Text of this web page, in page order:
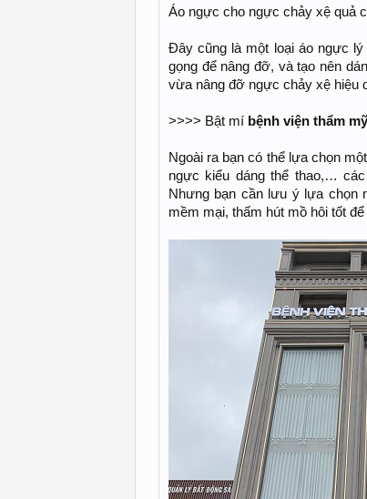
Áo ngực cho ngực chảy xệ quả
Đây cũng là một loại áo ngực
gọng để nâng đỡ, và tạo nên
vừa nâng đỡ ngực chảy xệ hiệu
>>>> Bật mí bệnh viện thẩm mỹ
Ngoài ra bạn có thể lựa chọn
ngực kiểu dáng thể thao,…
Nhưng bạn cần lưu ý lựa chọn
mềm mại, thấm hút mồ hôi tốt